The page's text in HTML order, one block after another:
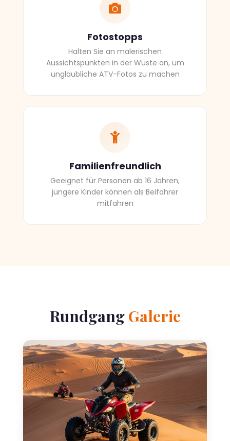
Fotostopps
Halten Sie an malerischen
Aussichtspunkten in der Wüste an, um
unglaubliche ATV-Fotos zu machen
Familienfreundlich
Geeignet für Personen ab 16 Jahren,
jüngere Kinder können als Beifahrer
mitfahren
Rundgang Galerie